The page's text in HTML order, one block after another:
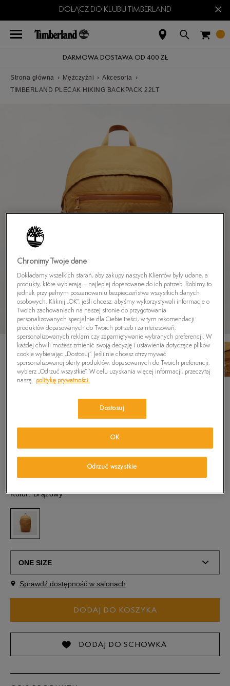
DOŁĄCZ DO KLUBU TIMBERLAND ×
DARMOWA DOSTAWA OD 400 ZŁ
Strona główna › Mężczyźni › Akcesoria ›
TIMBERLAND PLECAK HIKING BACKPACK 22LT
5.0(2)
529,99 zł -47% (cena początkowa)
279,99zł
Kolor:Brązowy
ONE SIZE
ONE SIZE
Sprawdź dostępność w salonach
DODAJ DO KOSZYKA
DODAJ DO SCHOWKA
Chronimy Twoje dane
Dokładamy wszelkich starań, aby zakupy naszych Klientów były udane, a
produkty, które wybierają – najlepiej dopasowane do ich potrzeb. Robimy to
jednak przy pełnym poszanowaniu bezpieczeństwa wszystkich danych
osobowych. Kliknij „OK”, jeśli chcesz, abyśmy wykorzystywali informacje o
Twoich zachowaniach na naszej stronie do przygotowania
personalizowanych specjalnie dla Ciebie treści, w tym rekomendacji
produktów dopasowanych do Twoich potrzeb i zainteresowań,
spersonalizowanych reklam czy zapamiętywanie wybranych preferencji. W
każdej chwili możesz zmienić swoją decyzję i ustawienia dotyczące plików
cookie wybierając „Dostosuj”. Jeśli nie chcesz otrzymywać
spersonalizowanej oferty produktów, dopasowanych do Twoich preferencji,
wybierz „Odrzuć wszystkie”. W celu uzyskania więcej informacji, przeczytaj
naszą
politykę prywatności.
Dostosuj
Odrzuć wszystkie
OK